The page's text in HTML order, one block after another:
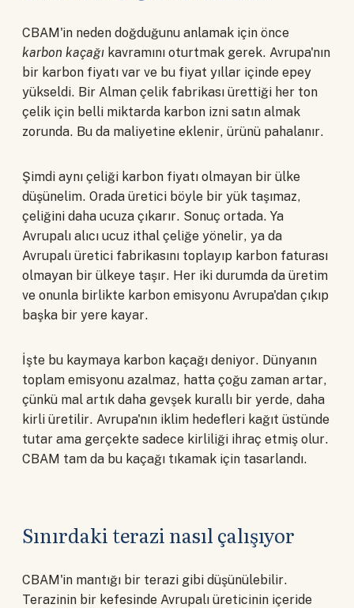
CBAM'in neden doğduğunu anlamak için önce
karbon kaçağı kavramını oturtmak gerek. Avrupa'nın
bir karbon fiyatı var ve bu fiyat yıllar içinde epey
yükseldi. Bir Alman çelik fabrikası ürettiği her ton
çelik için belli miktarda karbon izni satın almak
zorunda. Bu da maliyetine eklenir, ürünü pahalanır.
Şimdi aynı çeliği karbon fiyatı olmayan bir ülke
düşünelim. Orada üretici böyle bir yük taşımaz,
çeliğini daha ucuza çıkarır. Sonuç ortada. Ya
Avrupalı alıcı ucuz ithal çeliğe yönelir, ya da
Avrupalı üretici fabrikasını toplayıp karbon faturası
olmayan bir ülkeye taşır. Her iki durumda da üretim
ve onunla birlikte karbon emisyonu Avrupa'dan çıkıp
başka bir yere kayar.
İşte bu kaymaya karbon kaçağı deniyor. Dünyanın
toplam emisyonu azalmaz, hatta çoğu zaman artar,
çünkü mal artık daha gevşek kurallı bir yerde, daha
kirli üretilir. Avrupa'nın iklim hedefleri kağıt üstünde
tutar ama gerçekte sadece kirliliği ihraç etmiş olur.
CBAM tam da bu kaçağı tıkamak için tasarlandı.
Sınırdaki terazi nasıl çalışıyor
CBAM'in mantığı bir terazi gibi düşünülebilir.
Terazinin bir kefesinde Avrupalı üreticinin içeride